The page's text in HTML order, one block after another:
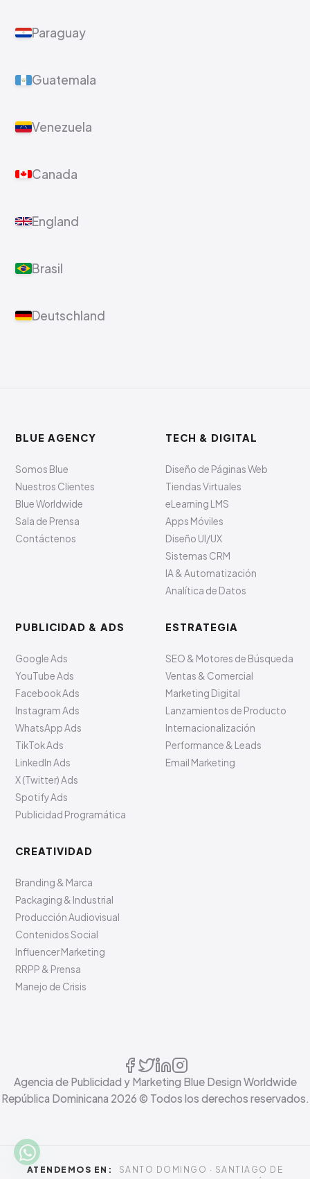
Paraguay
Guatemala
Venezuela
Canada
England
Brasil
Deutschland
BLUE AGENCY
Somos Blue
Nuestros Clientes
Blue Worldwide
Sala de Prensa
Contáctenos
TECH & DIGITAL
Diseño de Páginas Web
Tiendas Virtuales
eLearning LMS
Apps Móviles
Diseño UI/UX
Sistemas CRM
IA & Automatización
Analítica de Datos
PUBLICIDAD & ADS
Google Ads
YouTube Ads
Facebook Ads
Instagram Ads
WhatsApp Ads
TikTok Ads
LinkedIn Ads
X (Twitter) Ads
Spotify Ads
Publicidad Programática
ESTRATEGIA
SEO & Motores de Búsqueda
Ventas & Comercial
Marketing Digital
Lanzamientos de Producto
Internacionalización
Performance & Leads
Email Marketing
CREATIVIDAD
Branding & Marca
Packaging & Industrial
Producción Audiovisual
Contenidos Social
Influencer Marketing
RRPP & Prensa
Manejo de Crisis
Agencia de Publicidad y Marketing Blue Design Worldwide
República Dominicana 2026 © Todos los derechos reservados.
ATENDEMOS EN:
SANTO DOMINGO · SANTIAGO DE